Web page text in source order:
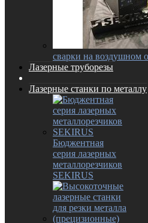
сварки на воздушном
Лазерные труборезы
Лазерные станки по металлу
Бюджентная
серия лазерных
металлорезчиков
SEKIRUS